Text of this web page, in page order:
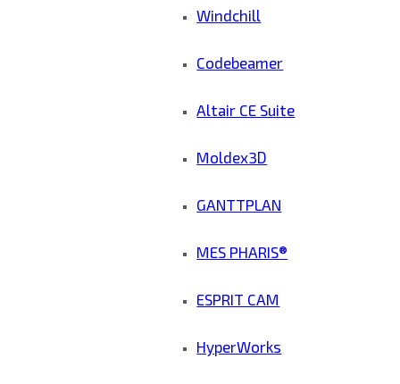
Windchill
Codebeamer
Altair CE Suite
Moldex3D
GANTTPLAN
MES PHARIS®
ESPRIT CAM
HyperWorks